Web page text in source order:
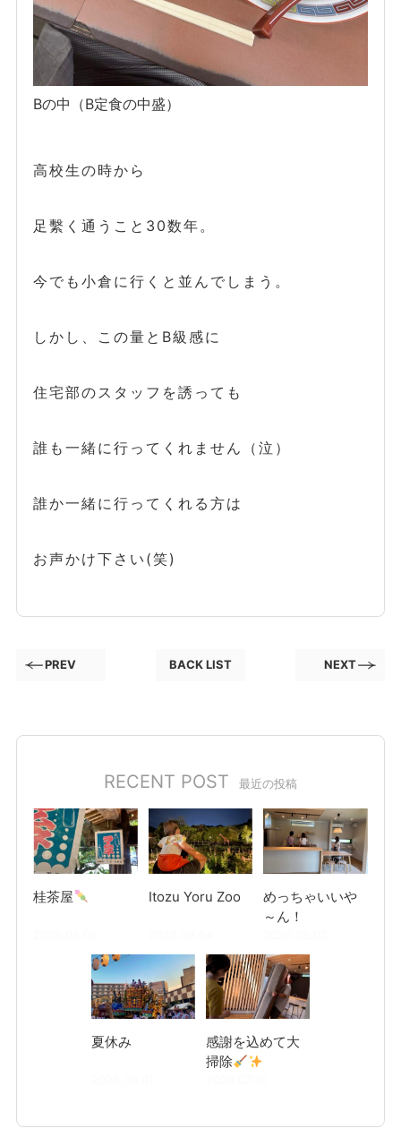
Bの中（B定食の中盛）
高校生の時から
足繫く通うこと30数年。
今でも小倉に行くと並んでしまう。
しかし、この量とB級感に
住宅部のスタッフを誘っても
誰も一緒に行ってくれません（泣）
誰か一緒に行ってくれる方は
お声かけ下さい(笑)
PREV BACK LIST NEXT
RECENT POST 最近の投稿
桂茶屋 Itozu Yoru Zoo
めっちゃいいや
～ん！
夏休み
感謝を込めて大
掃除